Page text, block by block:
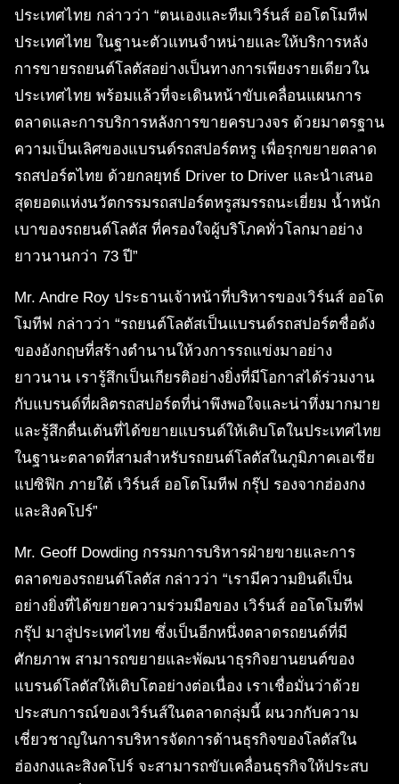
ประเทศไทย กล่าวว่า “ตนเองและทีมเวิร์นส์ ออโตโมทีฟ
ประเทศไทย ในฐานะตัวแทนจำหน่ายและให้บริการหลัง
การขายรถยนต์โลตัสอย่างเป็นทางการเพียงรายเดียวใน
ประเทศไทย พร้อมแล้วที่จะเดินหน้าขับเคลื่อนแผนการ
ตลาดและการบริการหลังการขายครบวงจร ด้วยมาตรฐาน
ความเป็นเลิศของแบรนด์รถสปอร์ตหรู เพื่อรุกขยายตลาด
รถสปอร์ตไทย ด้วยกลยุทธ์ Driver to Driver และนำเสนอ
สุดยอดแห่งนวัตกรรมรถสปอร์ตหรูสมรรถนะเยี่ยม น้ำหนัก
เบาของรถยนต์โลตัส ที่ครองใจผู้บริโภคทั่วโลกมาอย่าง
ยาวนานกว่า 73 ปี”
Mr. Andre Roy ประธานเจ้าหน้าที่บริหารของเวิร์นส์ ออโต
โมทีฟ กล่าวว่า “รถยนต์โลตัสเป็นแบรนด์รถสปอร์ตชื่อดัง
ของอังกฤษที่สร้างตำนานให้วงการรถแข่งมาอย่าง
ยาวนาน เรารู้สึกเป็นเกียรติอย่างยิ่งที่มีโอกาสได้ร่วมงาน
กับแบรนด์ที่ผลิตรถสปอร์ตที่น่าพึงพอใจและน่าทึ่งมากมาย
และรู้สึกตื่นเต้นที่ได้ขยายแบรนด์ให้เติบโตในประเทศไทย
ในฐานะตลาดที่สามสำหรับรถยนต์โลตัสในภูมิภาคเอเชีย
แปซิฟิก ภายใต้ เวิร์นส์ ออโตโมทีฟ กรุ๊ป รองจากฮ่องกง
และสิงคโปร์”
Mr. Geoff Dowding กรรมการบริหารฝ่ายขายและการ
ตลาดของรถยนต์โลตัส กล่าวว่า “เรามีความยินดีเป็น
อย่างยิ่งที่ได้ขยายความร่วมมือของ เวิร์นส์ ออโตโมทีฟ
กรุ๊ป มาสู่ประเทศไทย ซึ่งเป็นอีกหนึ่งตลาดรถยนต์ที่มี
ศักยภาพ สามารถขยายและพัฒนาธุรกิจยานยนต์ของ
แบรนด์โลตัสให้เติบโตอย่างต่อเนื่อง เราเชื่อมั่นว่าด้วย
ประสบการณ์ของเวิร์นส์ในตลาดกลุ่มนี้ ผนวกกับความ
เชี่ยวชาญในการบริหารจัดการด้านธุรกิจของโลตัสใน
ฮ่องกงและสิงคโปร์ จะสามารถขับเคลื่อนธุรกิจให้ประสบ